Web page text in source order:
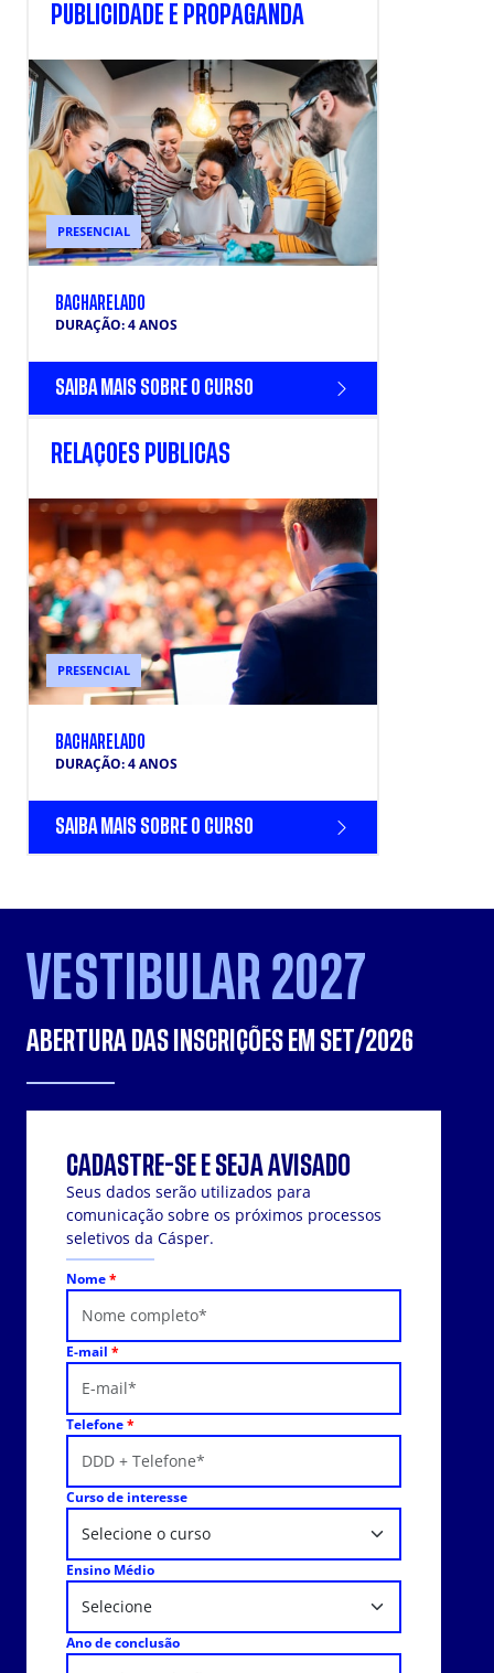
PUBLICIDADE E PROPAGANDA
PRESENCIAL
BACHARELADO
DURAÇÃO: 4 ANOS
SAIBA MAIS SOBRE O CURSO
RELAÇÕES PÚBLICAS
PRESENCIAL
BACHARELADO
DURAÇÃO: 4 ANOS
SAIBA MAIS SOBRE O CURSO
VESTIBULAR 2027
ABERTURA DAS INSCRIÇÕES EM SET/2026
CADASTRE-SE E SEJA AVISADO
Seus dados serão utilizados para
comunicação sobre os próximos processos
seletivos da Cásper.
Nome*
E-mail *
Telefone*
Curso de interesse
Ensino Médio
Ano de conclusão